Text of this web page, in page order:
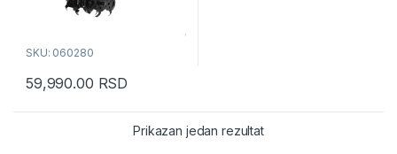
SKU: 060280
59,990.00 RSD
Prikazan jedan rezultat